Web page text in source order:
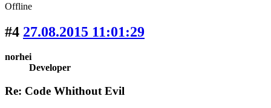
Offline
#4 27.08.2015 11:01:29
norhei
Developer
Re: Code Whithout Evil